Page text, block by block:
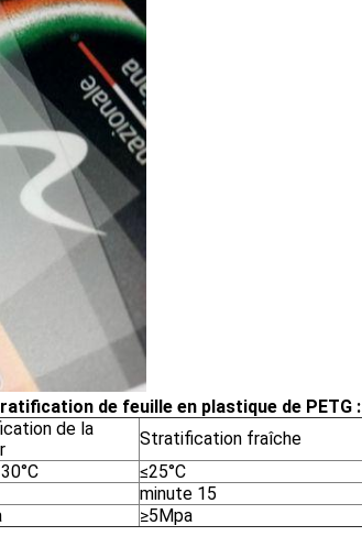
de feuille en plastique de PETG :
de la
Stratification fraîche
≤25°C
minute 15
≥5Mpa